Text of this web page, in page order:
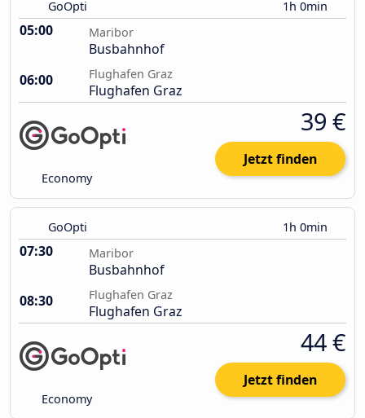
GoOpti 1h 0min
05:00 Maribor
Busbahnhof
06:00
Flughafen Graz
Flughafen Graz
Economy
39 €
Jetzt finden
GoOpti 1h 0min
07:30 Maribor
Busbahnhof
08:30
Flughafen Graz
Flughafen Graz
Economy
44 €
Jetzt finden